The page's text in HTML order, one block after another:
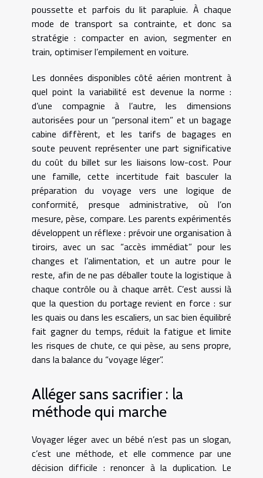
poussette et parfois du lit parapluie. À chaque
mode de transport sa contrainte, et donc sa
stratégie : compacter en avion, segmenter en
train, optimiser l’empilement en voiture.
Les données disponibles côté aérien montrent à
quel point la variabilité est devenue la norme :
d’une compagnie à l’autre, les dimensions
autorisées pour un “personal item” et un bagage
cabine diffèrent, et les tarifs de bagages en
soute peuvent représenter une part significative
du coût du billet sur les liaisons low-cost. Pour
une famille, cette incertitude fait basculer la
préparation du voyage vers une logique de
conformité, presque administrative, où l’on
mesure, pèse, compare. Les parents expérimentés
développent un réflexe : prévoir une organisation à
tiroirs, avec un sac “accès immédiat” pour les
changes et l’alimentation, et un autre pour le
reste, afin de ne pas déballer toute la logistique à
chaque contrôle ou à chaque arrêt. C’est aussi là
que la question du portage revient en force : sur
les quais ou dans les escaliers, un sac bien équilibré
fait gagner du temps, réduit la fatigue et limite
les risques de chute, ce qui pèse, au sens propre,
dans la balance du “voyage léger”.
Alléger sans sacrifier : la
méthode qui marche
Voyager léger avec un bébé n’est pas un slogan,
c’est une méthode, et elle commence par une
décision difficile : renoncer à la duplication. Le